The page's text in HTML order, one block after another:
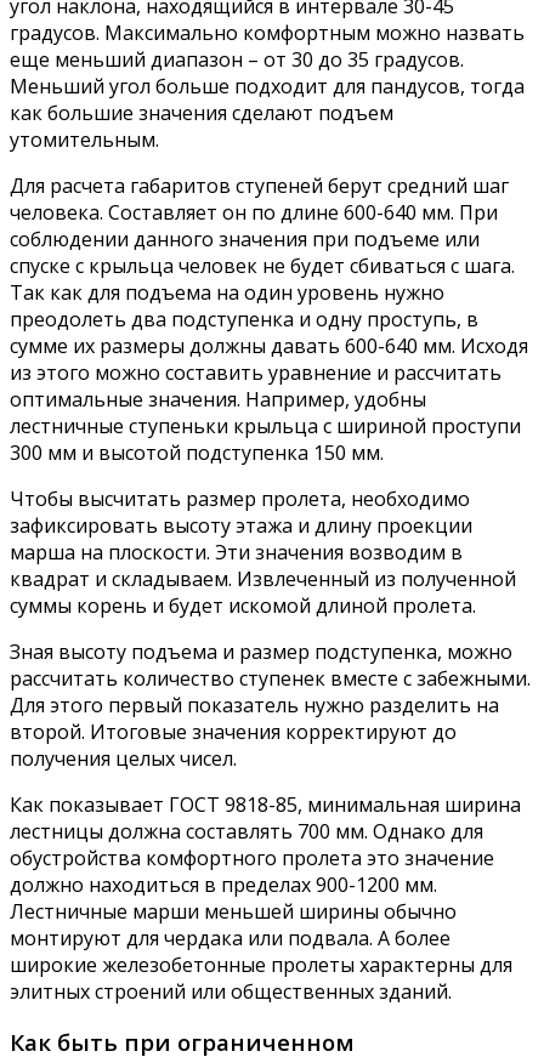
угол наклона, находящийся в интервале 30-45
градусов. Максимально комфортным можно назвать
еще меньший диапазон – от 30 до 35 градусов.
Меньший угол больше подходит для пандусов, тогда
как большие значения сделают подъем
утомительным.
Для расчета габаритов ступеней берут средний шаг
человека. Составляет он по длине 600-640 мм. При
соблюдении данного значения при подъеме или
спуске с крыльца человек не будет сбиваться с шага.
Так как для подъема на один уровень нужно
преодолеть два подступенка и одну проступь, в
сумме их размеры должны давать 600-640 мм. Исходя
из этого можно составить уравнение и рассчитать
оптимальные значения. Например, удобны
лестничные ступеньки крыльца с шириной проступи
300 мм и высотой подступенка 150 мм.
Чтобы высчитать размер пролета, необходимо
зафиксировать высоту этажа и длину проекции
марша на плоскости. Эти значения возводим в
квадрат и складываем. Извлеченный из полученной
суммы корень и будет искомой длиной пролета.
Зная высоту подъема и размер подступенка, можно
рассчитать количество ступенек вместе с забежными.
Для этого первый показатель нужно разделить на
второй. Итоговые значения корректируют до
получения целых чисел.
Как показывает ГОСТ 9818-85, минимальная ширина
лестницы должна составлять 700 мм. Однако для
обустройства комфортного пролета это значение
должно находиться в пределах 900-1200 мм.
Лестничные марши меньшей ширины обычно
монтируют для чердака или подвала. А более
широкие железобетонные пролеты характерны для
элитных строений или общественных зданий.
Как быть при ограниченном